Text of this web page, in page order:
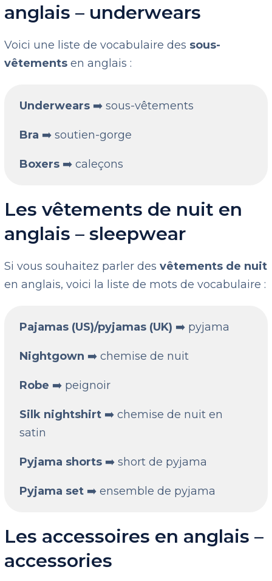
anglais – underwears
Voici une liste de vocabulaire des sous-
vêtements en anglais :
Underwears ➡️ sous-vêtements
Bra ➡️ soutien-gorge
Boxers ➡️ caleçons
Les vêtements de nuit en
anglais – sleepwear
Si vous souhaitez parler desvêtements de nuit
en anglais, voici la liste de mots de vocabulaire :
Pajamas (US)/pyjamas (UK) ➡️ pyjama
Nightgown ➡️ chemise de nuit
Robe ➡️ peignoir
Silk nightshirt ➡️ chemise de nuit en
satin
Pyjama shorts ➡️ short de pyjama
Pyjama set ➡️ ensemble de pyjama
Les accessoires en anglais –
accessories